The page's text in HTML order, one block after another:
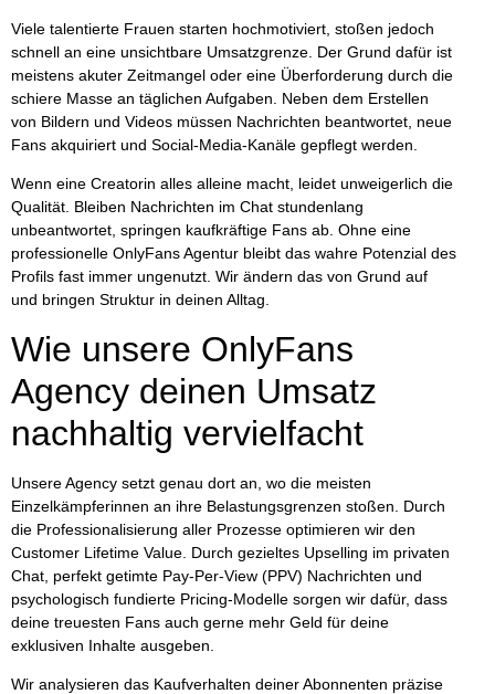
Viele talentierte Frauen starten hochmotiviert, stoßen jedoch
schnell an eine unsichtbare Umsatzgrenze. Der Grund dafür ist
meistens akuter Zeitmangel oder eine Überforderung durch die
schiere Masse an täglichen Aufgaben. Neben dem Erstellen
von Bildern und Videos müssen Nachrichten beantwortet, neue
Fans akquiriert und Social-Media-Kanäle gepflegt werden.
Wenn eine Creatorin alles alleine macht, leidet unweigerlich die
Qualität. Bleiben Nachrichten im Chat stundenlang
unbeantwortet, springen kaufkräftige Fans ab. Ohne eine
professionelle OnlyFans Agentur bleibt das wahre Potenzial des
Profils fast immer ungenutzt. Wir ändern das von Grund auf
und bringen Struktur in deinen Alltag.
Wie unsere OnlyFans
Agency deinen Umsatz
nachhaltig vervielfacht
Unsere Agency setzt genau dort an, wo die meisten
Einzelkämpferinnen an ihre Belastungsgrenzen stoßen. Durch
die Professionalisierung aller Prozesse optimieren wir den
Customer Lifetime Value . Durch gezieltes Upselling im privaten
Chat, perfekt getimte Pay-Per-View (PPV) Nachrichten und
psychologisch fundierte Pricing-Modelle sorgen wir dafür, dass
deine treuesten Fans auch gerne mehr Geld für deine
exklusiven Inhalte ausgeben.
Wir analysieren das Kaufverhalten deiner Abonnenten präzise